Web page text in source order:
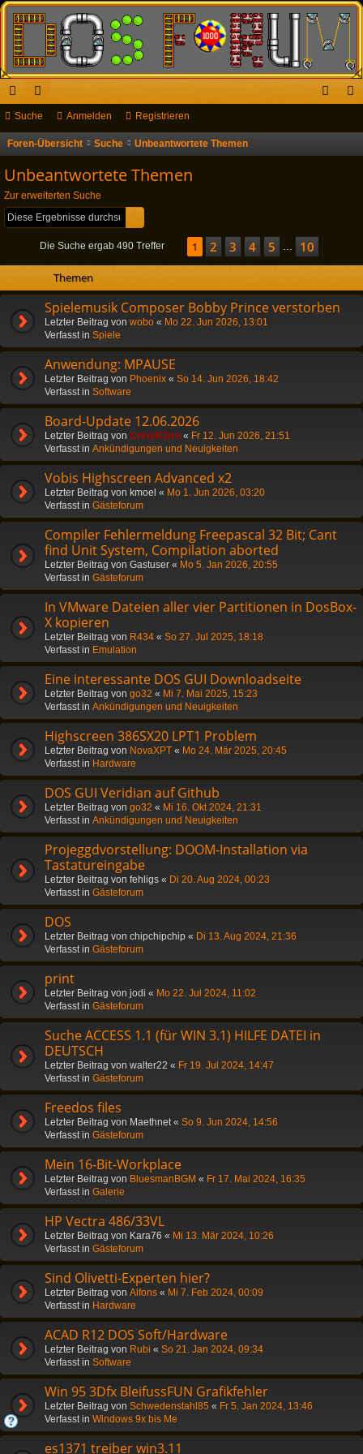
ch
ne
ug
riff
or
en
Suche Anmelden Registrieren
Foren-Übersicht Suche Unbeantwortete Themen
Unbeantwortete Themen
Zur erweiterten Suche
Die Suche ergab 490 Treffer Seite1 von 10
1 2 3 4 5 … 10
Themen
Spielemusik Composer Bobby Prince verstorben
Letzter Beitrag von wobo « Mo 22. Jun 2026, 13:01
Verfasst in Spiele
Anwendung: MPAUSE
Letzter Beitrag von Phoenix « So 14. Jun 2026, 18:42
Verfasst in Software
Board-Update 12.06.2026
Letzter Beitrag von ChrisR3tro « Fr 12. Jun 2026, 21:51
Verfasst in Ankündigungen und Neuigkeiten
Vobis Highscreen Advanced x2
Letzter Beitrag von kmoel « Mo 1. Jun 2026, 03:20
Verfasst in Gästeforum
Compiler Fehlermeldung Freepascal 32 Bit; Cant
find Unit System, Compilation aborted
Letzter Beitrag von Gastuser « Mo 5. Jan 2026, 20:55
Verfasst in Gästeforum
In VMware Dateien aller vier Partitionen in DosBox-
X kopieren
Letzter Beitrag von R434 « So 27. Jul 2025, 18:18
Verfasst in Emulation
Eine interessante DOS GUI Downloadseite
Letzter Beitrag von go32 « Mi 7. Mai 2025, 15:23
Verfasst in Ankündigungen und Neuigkeiten
Highscreen 386SX20 LPT1 Problem
Letzter Beitrag von NovaXPT « Mo 24. Mär 2025, 20:45
Verfasst in Hardware
DOS GUI Veridian auf Github
Letzter Beitrag von go32 « Mi 16. Okt 2024, 21:31
Verfasst in Ankündigungen und Neuigkeiten
Projeggdvorstellung: DOOM-Installation via
Tastatureingabe
Letzter Beitrag von fehligs « Di 20. Aug 2024, 00:23
Verfasst in Gästeforum
DOS
Letzter Beitrag von chipchipchip « Di 13. Aug 2024, 21:36
Verfasst in Gästeforum
print
Letzter Beitrag von jodi « Mo 22. Jul 2024, 11:02
Verfasst in Gästeforum
Suche ACCESS 1.1 (für WIN 3.1) HILFE DATEI in
DEUTSCH
Letzter Beitrag von walter22 « Fr 19. Jul 2024, 14:47
Verfasst in Gästeforum
Freedos files
Letzter Beitrag von Maethnet« So 9. Jun 2024, 14:56
Verfasst in Gästeforum
Mein 16-Bit-Workplace
Letzter Beitrag von BluesmanBGM « Fr 17. Mai 2024, 16:35
Verfasst in Galerie
HP Vectra 486/33VL
Letzter Beitrag von Kara76 « Mi 13. Mär 2024, 10:26
Verfasst in Gästeforum
Sind Olivetti-Experten hier?
Letzter Beitrag von Alfons « Mi 7. Feb 2024, 00:09
Verfasst in Hardware
ACAD R12 DOS Soft/Hardware
Letzter Beitrag von Rubi « So 21. Jan 2024, 09:34
Verfasst in Software
Win 95 3Dfx BleifussFUN Grafikfehler
Letzter Beitrag von Schwedenstahl85 « Fr 5. Jan 2024, 13:46
Verfasst in Windows 9x bis Me
es1371 treiber win3.11